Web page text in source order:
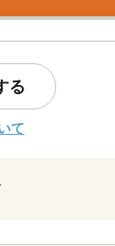
る
て